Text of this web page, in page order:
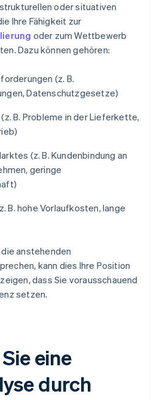
oder situativen
Ihre Fähigkeit zur
oder zum Wettbewerb
Dazu können gehören:
(z. B.
Datenschutzgesetze)
B. Probleme in der Lieferkette,
(z. B. Kundenbindung an
geringe
B. hohe Vorlaufkosten, lange
anstehenden
kann dies Ihre Position
dass Sie vorausschauend
setzen.
eine
durch